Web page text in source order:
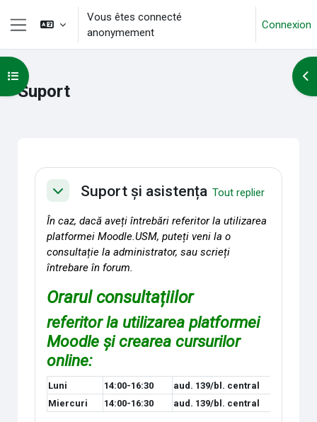
Passer au contenu principal
Panneau latéral
Vous êtes connecté
anonymement
Connexion
Suport
Ouvrir l’index du cours
Résumé de section
ReplierSuport și asistența Tout replier
În caz, dacă aveți întrebări referitor la utilizarea
platformei Moodle.USM, puteți veni la o
consultație la administrator, sau scrieți
întrebare în forum.
Orarul consultațiilor
referitor la utilizarea platformei
Moodle și crearea cursurilor
online:
Luni 14:00-16:30
aud. 139/bl. central
Miercuri
14:00-16:30 aud. 139/bl. central